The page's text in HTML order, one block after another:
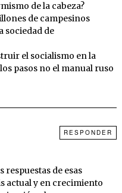
de la cabeza?
de campesinos
sociedad de
el socialismo en la
pasos no el manual ruso
respuestas de esas
actual y en crecimiento
RESPONDER